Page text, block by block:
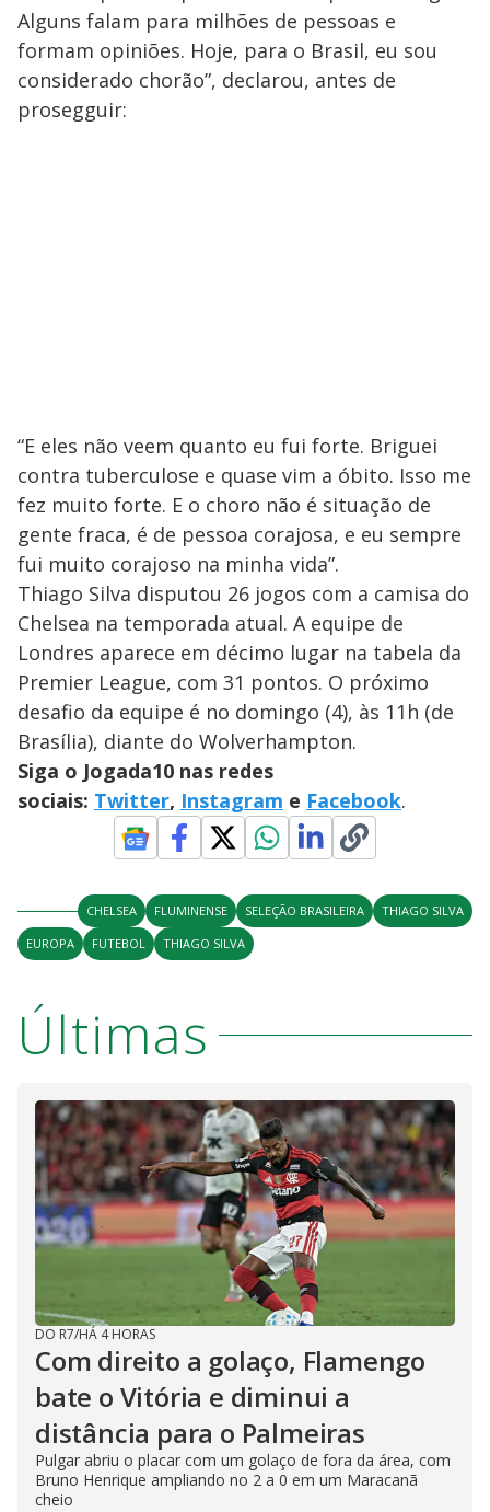
Alguns falam para milhões de pessoas e
formam opiniões. Hoje, para o Brasil, eu sou
considerado chorão”, declarou, antes de
prosegguir:
“E eles não veem quanto eu fui forte. Briguei
contra tuberculose e quase vim a óbito. Isso me
fez muito forte. E o choro não é situação de
gente fraca, é de pessoa corajosa, e eu sempre
fui muito corajoso na minha vida”.
Thiago Silva disputou 26 jogos com a camisa do
Chelsea na temporada atual. A equipe de
Londres aparece em décimo lugar na tabela da
Premier League, com 31 pontos. O próximo
desafio da equipe é no domingo (4), às 11h (de
Brasília), diante do Wolverhampton.
Siga o Jogada10 nas redes
sociais: Twitter, Instagram e Facebook.
CHELSEA FLUMINENSE SELEÇÃO BRASILEIRA
THIAGO SILVA
EUROPA
FUTEBOL THIAGO SILVA
Últimas
DO R7/HÁ 4 HORAS
Com direito a golaço, Flamengo
bate o Vitória e diminui a
distância para o Palmeiras
Pulgar abriu o placar com um golaço de fora da área, com
Bruno Henrique ampliando no 2 a 0 em um Maracanã
cheio